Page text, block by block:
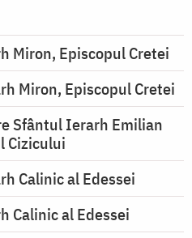
Miron, Episcopul Cretei
Miron, Episcopul Cretei
Sfântul Ierarh Emilian
Cizicului
Calinic al Edessei
Calinic al Edessei